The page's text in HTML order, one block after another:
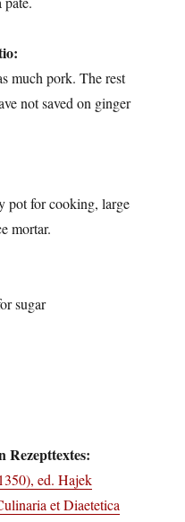
much pork. The rest
not saved on ginger
pot for cooking, large
mortar.
sugar
Rezepttextes:
ed. Hajek
et Diaetetica